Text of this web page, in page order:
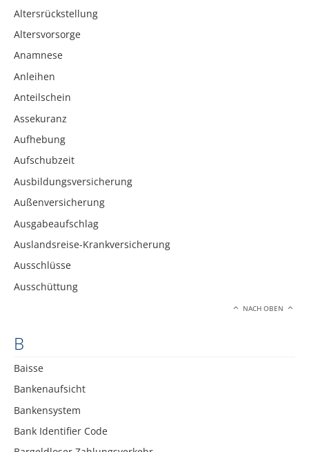
Altersrückstellung
Altersvorsorge
Anamnese
Anleihen
Anteilschein
Assekuranz
Aufhebung
Aufschubzeit
Ausbildungsversicherung
Außenversicherung
Ausgabeaufschlag
Auslandsreise-Krankversicherung
Ausschlüsse
Ausschüttung
NACH OBEN
B
Baisse
Bankenaufsicht
Bankensystem
Bank Identifier Code